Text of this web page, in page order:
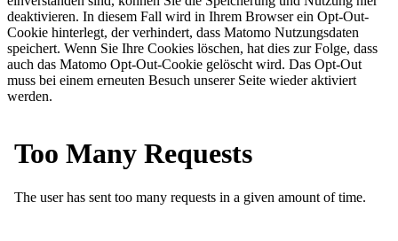
deaktivieren. In diesem Fall wird in Ihrem Browser ein Opt-Out-
Cookie hinterlegt, der verhindert, dass Matomo Nutzungsdaten
speichert. Wenn Sie Ihre Cookies löschen, hat dies zur Folge, dass
auch das Matomo Opt-Out-Cookie gelöscht wird. Das Opt-Out
muss bei einem erneuten Besuch unserer Seite wieder aktiviert
werden.